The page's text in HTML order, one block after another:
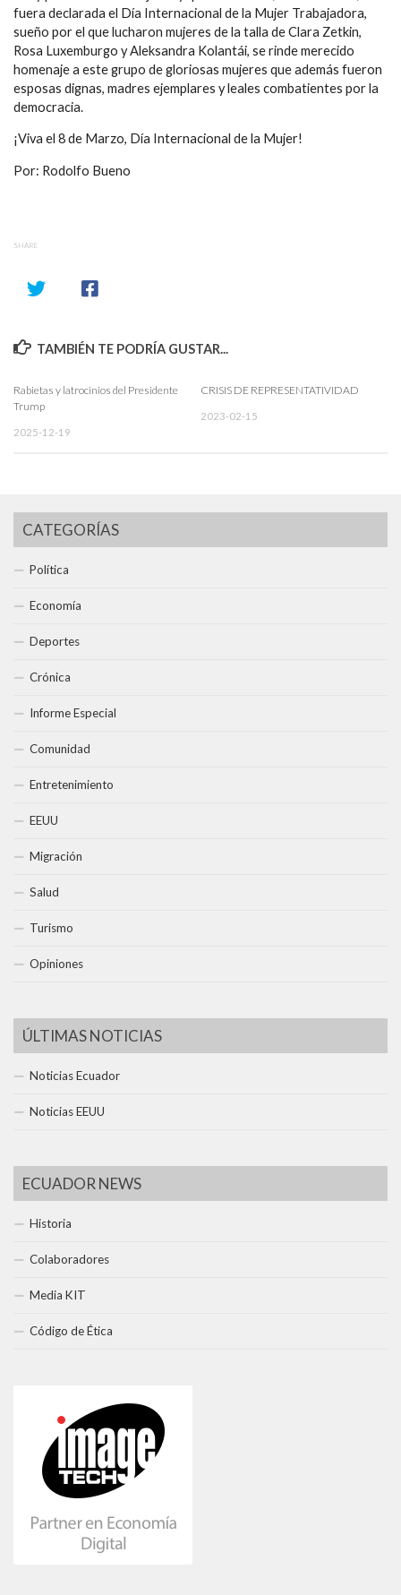
fuera declarada el Día Internacional de la Mujer Trabajadora,
sueño por el que lucharon mujeres de la talla de Clara Zetkin,
Rosa Luxemburgo y Aleksandra Kolantái, se rinde merecido
homenaje a este grupo de gloriosas mujeres que además fueron
esposas dignas, madres ejemplares y leales combatientes por la
democracia.
¡Viva el 8 de Marzo, Día Internacional de la Mujer!
Por: Rodolfo Bueno
SHARE
TAMBIÉN TE PODRÍA GUSTAR...
Rabietas y latrocinios del Presidente
Trump
2025-12-19
CRISIS DE REPRESENTATIVIDAD
2023-02-15
CATEGORÍAS
Política
Economía
Deportes
Crónica
Informe Especial
Comunidad
Entretenimiento
EEUU
Migración
Salud
Turismo
Opiniones
ÚLTIMAS NOTICIAS
Noticias Ecuador
Noticias EEUU
ECUADOR NEWS
Historia
Colaboradores
Media KIT
Código de Ética